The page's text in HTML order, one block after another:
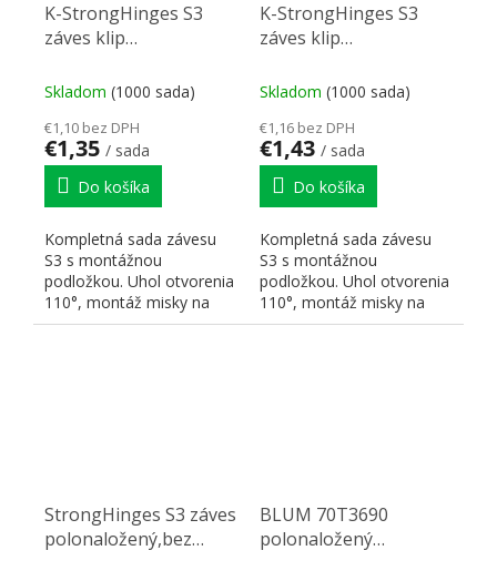
K-StrongHinges S3
záves klip
110° skrutka, podložka
Skladom (1000 sada)
€1,10 bez DPH
€1,35 / sada
Do košíka
Kompletná sada závesu
S3 s montážnou
podložkou. Uhol otvorenia
110°, montáž misky na
skrutku a excentr pre
K-StrongHinges S3
záves klip
110° skrutka, podložka
Skladom (1000 sada)
€1,16 bez DPH
€1,43 / sada
Do košíka
Kompletná sada závesu
S3 s montážnou
podložkou. Uhol otvorenia
110°, montáž misky na
skrutku a excentr pre
StrongHinges S3 záves
polonaložený,bez
BLUM 70T3690
polonaložený